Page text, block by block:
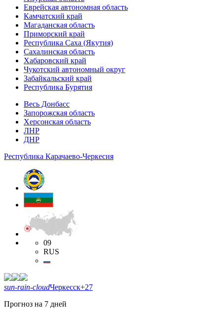
Еврейская автономная область
Камчатский край
Магаданская область
Приморский край
Республика Саха (Якутия)
Сахалинская область
Хабаровский край
Чукотский автономный округ
Забайкальский край
Республика Бурятия
Весь Донбасс
Запорожская область
Херсонская область
ЛНР
ДНР
Республика Карачаево-Черкесия
09
RUS
sun-rain-cloudЧеркесск+27
Прогноз на 7 дней